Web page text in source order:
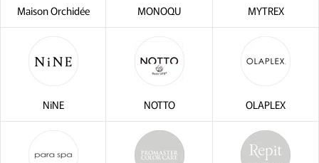
Maison Orchidée MONOQU MYTREX
NiNE NOTTO OLAPLEX